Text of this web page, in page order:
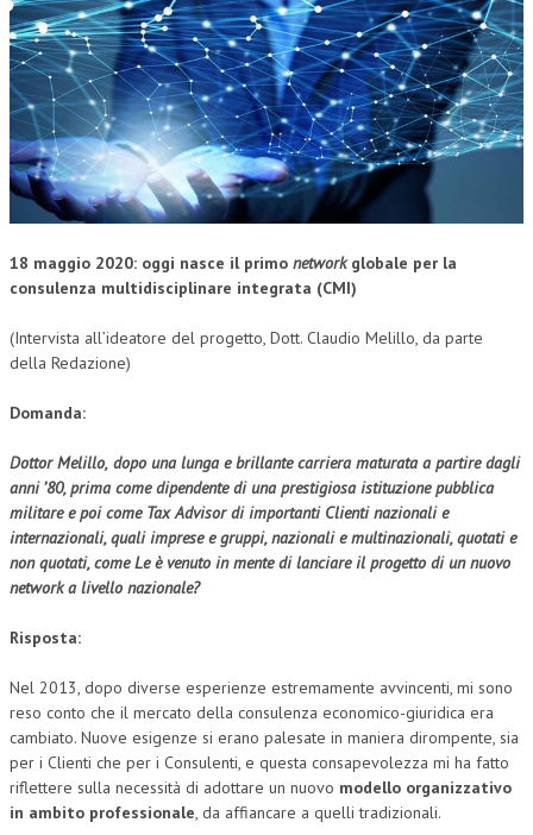
CORSI CE.S.E.D.
ARCHIVIO CORSI 2015
DIVENTA SOCIO
BROCHURE CE.S.E.D.
LA RIVISTA
LA RIVISTA
COMITATO EDITORIALE
CODICE ETICO
AUTORI
COLLABORA CON NOI
ECONOMIA DELL’ARTE
INTERNAZIONALIZZAZIONE
HUMAN RESOURCES
18 maggio 2020: oggi nasce il primo networkglobale per la
consulenza multidisciplinare integrata (CMI)
(Intervista all’ideatore del progetto, Dott. Claudio Melillo, da parte
della Redazione)
Domanda:
Dottor Melillo, dopo una lunga e brillante carriera maturata a partire dagli
anni ’80, prima come dipendente di una prestigiosa istituzione pubblica
militare e poi come Tax Advisor di importanti Clienti nazionali e
internazionali, quali imprese e gruppi, nazionali e multinazionali, quotati e
non quotati, come Le è venuto in mente di lanciare il progetto di un nuovo
network a livello nazionale?
Risposta:
Nel 2013, dopo diverse esperienze estremamente avvincenti, mi sono
reso conto che il mercato della consulenza economico-giuridica era
cambiato. Nuove esigenze si erano palesate in maniera dirompente, sia
per i Clienti che per i Consulenti, e questa consapevolezza mi ha fatto
riflettere sulla necessità di adottare un nuovo modello organizzativo
in ambito professionale, da affiancare a quelli tradizionali.